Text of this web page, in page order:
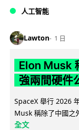
人工智能
Lawton 1 日
Elon Musk
強兩間硬件
SpaceX 舉行 2026
Musk 稱除了中國之
全文